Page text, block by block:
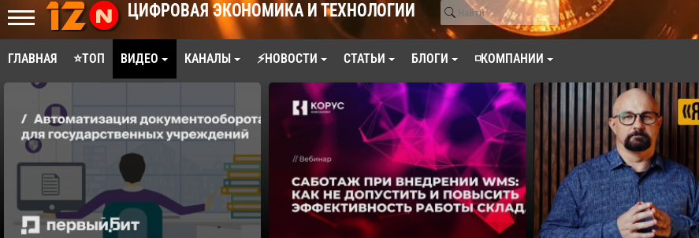
ЦИФРОВАЯ ЭКОНОМИКА И ТЕХНОЛОГИИ
ГЛАВНАЯ ⭐ТОП ВИДЕО КАНАЛЫ ⚡НОВОСТИ СТАТЬИ БЛОГИ ◽КОМПАНИИ